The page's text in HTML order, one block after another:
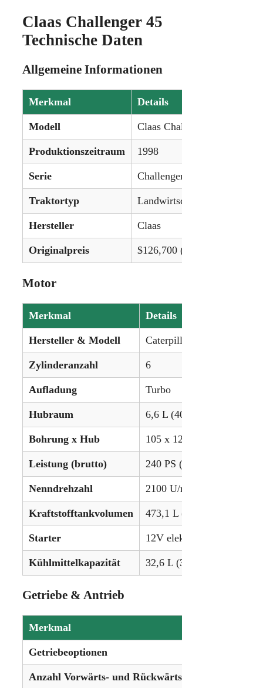
Claas Challenger 45
Technische Daten
Allgemeine Informationen
Merkmal Details
Modell Claas Challenger 45
Produktionszeitraum 1998
Serie Challenger 45
Traktortyp Landwirtschaftlicher
Hersteller Claas
Originalpreis $126,700 (1998)
Motor
Merkmal Details
Hersteller & Modell Caterpillar 3116
Zylinderanzahl 6
Aufladung Turbo
Hubraum 6,6 L (403 in³)
Bohrung x Hub 105 x 127 mm (4.13 x
Leistung (brutto) 240 PS (179,0 kW)
Nenndrehzahl 2100 U/min
Kraftstofftankvolumen 473,1 L (125 gal)
Starter 12V elektrisch
Kühlmittelkapazität 32,6 L (34,4 qt)
Getriebe & Antrieb
Merkmal
Getriebeoptionen
Anzahl Vorwärts- und Rückwärtsgänge